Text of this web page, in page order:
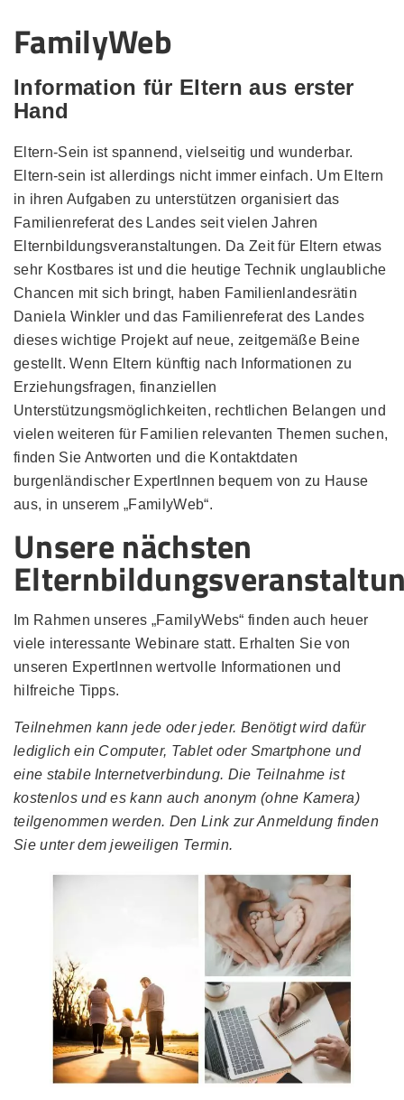
FamilyWeb
Information für Eltern aus erster
Hand
Eltern-Sein ist spannend, vielseitig und wunderbar.
Eltern-sein ist allerdings nicht immer einfach. Um Eltern
in ihren Aufgaben zu unterstützen organisiert das
Familienreferat des Landes seit vielen Jahren
Elternbildungsveranstaltungen. Da Zeit für Eltern etwas
sehr Kostbares ist und die heutige Technik unglaubliche
Chancen mit sich bringt, haben Familienlandesrätin
Daniela Winkler und das Familienreferat des Landes
dieses wichtige Projekt auf neue, zeitgemäße Beine
gestellt. Wenn Eltern künftig nach Informationen zu
Erziehungsfragen, finanziellen
Unterstützungsmöglichkeiten, rechtlichen Belangen und
vielen weiteren für Familien relevanten Themen suchen,
finden Sie Antworten und die Kontaktdaten
burgenländischer ExpertInnen bequem von zu Hause
aus, in unserem „FamilyWeb“.
Unsere nächsten
Im Rahmen unseres „FamilyWebs“ finden auch heuer
viele interessante Webinare statt. Erhalten Sie von
unseren ExpertInnen wertvolle Informationen und
hilfreiche Tipps.
Teilnehmen kann jede oder jeder. Benötigt wird dafür
lediglich ein Computer, Tablet oder Smartphone und
eine stabile Internetverbindung. Die Teilnahme ist
kostenlos und es kann auch anonym (ohne Kamera)
teilgenommen werden. Den Link zur Anmeldung finden
Sie unter dem jeweiligen Termin.